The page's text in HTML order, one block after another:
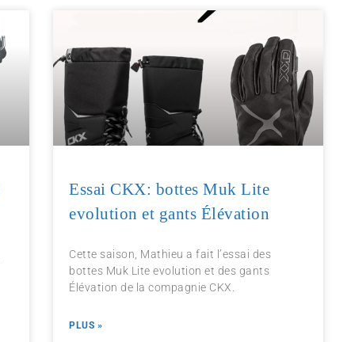
Essai CKX: bottes Muk Lite
evolution et gants Élévation
Cette saison, Mathieu a fait l’essai des
bottes Muk Lite evolution et des gants
Élévation de la compagnie CKX.
PLUS »